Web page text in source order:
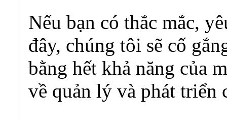
Nếu bạn có thắc mắc,
đây, chúng tôi sẽ cố
bằng hết khả năng của
về quản lý và phát triển